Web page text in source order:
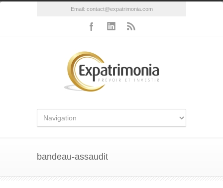
Email: contact@expatrimonia.com
bandeau-assaudit